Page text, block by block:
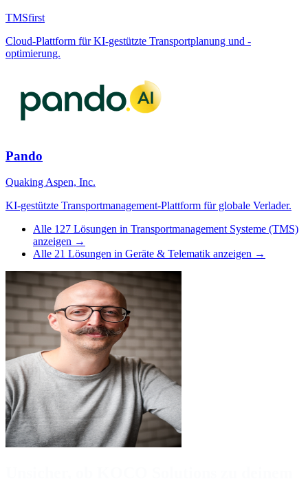
TMSfirst
Cloud-Plattform für KI-gestützte Transportplanung und -
optimierung.
Pando
Quaking Aspen, Inc.
KI-gestützte Transportmanagement-Plattform für globale Verlader.
Alle 127 Lösungen in Transportmanagement Systeme (TMS)
anzeigen →
Alle 21 Lösungen in Geräte & Telematik anzeigen →